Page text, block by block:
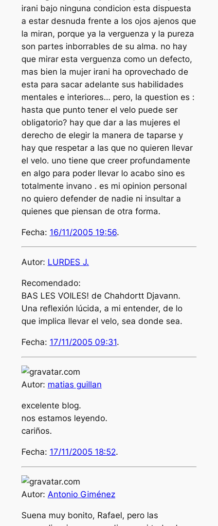
irani bajo ninguna condicion esta dispuesta
a estar desnuda frente a los ojos ajenos que
la miran, porque ya la verguenza y la pureza
son partes inborrables de su alma. no hay
que mirar esta verguenza como un defecto,
mas bien la mujer irani ha oprovechado de
esta para sacar adelante sus habilidades
mentales e interiores… pero, la question es :
hasta que punto tener el velo puede ser
obligatorio? hay que dar a las mujeres el
derecho de elegir la manera de taparse y
hay que respetar a las que no quieren llevar
el velo. uno tiene que creer profundamente
en algo para poder llevar lo acabo sino es
totalmente invano . es mi opinion personal
no quiero defender de nadie ni insultar a
quienes que piensan de otra forma.
Fecha: 16/11/2005 19:56.
Autor: LURDES J.
Recomendado:
BAS LES VOILES! de Chahdortt Djavann.
Una reflexión lúcida, a mi entender, de lo
que implica llevar el velo, sea donde sea.
Fecha: 17/11/2005 09:31.
Autor: matias guillan
excelente blog.
nos estamos leyendo.
cariños.
Fecha: 17/11/2005 18:52.
Autor: Antonio Giménez
Suena muy bonito, Rafael, pero las